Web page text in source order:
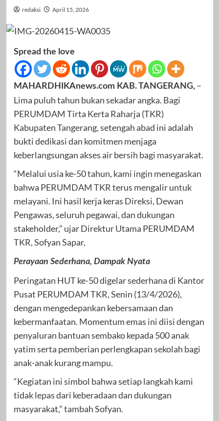
redaksi April 15, 2026
Spread the love
MAHARDHIKAnews.com KAB. TANGERANG,–
Lima puluh tahun bukan sekadar angka. Bagi
PERUMDAM Tirta Kerta Raharja (TKR)
Kabupaten Tangerang, setengah abad ini adalah
bukti dedikasi dan komitmen menjaga
keberlangsungan akses air bersih bagi masyarakat.
“Melalui usia ke-50 tahun, kami ingin menegaskan
bahwa PERUMDAM TKR terus mengalir untuk
melayani. Ini hasil kerja keras Direksi, Dewan
Pengawas, seluruh pegawai, dan dukungan
stakeholder,” ujar Direktur Utama PERUMDAM
TKR, Sofyan Sapar,
Perayaan Sederhana, Dampak Nyata
Peringatan HUT ke-50 digelar sederhana di Kantor
Pusat PERUMDAM TKR, Senin (13/4/2026),
dengan mengedepankan kebersamaan dan
kebermanfaatan. Momentum emas ini diisi dengan
penyaluran bantuan sembako kepada 500 anak
yatim serta pemberian perlengkapan sekolah bagi
anak-anak kurang mampu.
“Kegiatan ini simbol bahwa setiap langkah kami
tidak lepas dari keberadaan dan dukungan
masyarakat,” tambah Sofyan.